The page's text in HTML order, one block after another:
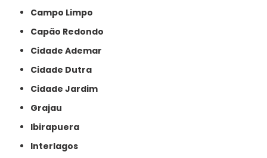
Campo Limpo
Capão Redondo
Cidade Ademar
Cidade Dutra
Cidade Jardim
Grajau
Ibirapuera
Interlagos